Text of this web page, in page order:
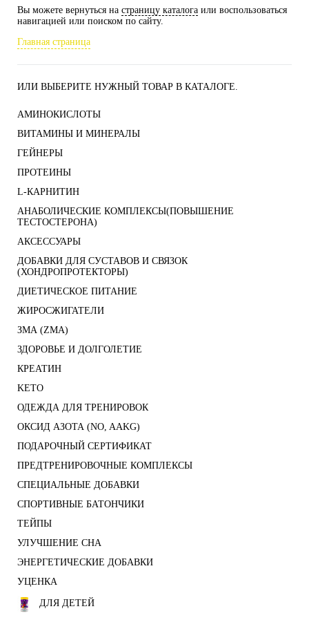
Вы можете вернуться на страницу каталога или воспользоваться
навигацией или поиском по сайту.
Главная страница
ИЛИ ВЫБЕРИТЕ НУЖНЫЙ ТОВАР В КАТАЛОГЕ.
АМИНОКИСЛОТЫ
ВИТАМИНЫ И МИНЕРАЛЫ
ГЕЙНЕРЫ
ПРОТЕИНЫ
L-КАРНИТИН
АНАБОЛИЧЕСКИЕ КОМПЛЕКСЫ(ПОВЫШЕНИЕ
ТЕСТОСТЕРОНА)
АКСЕССУАРЫ
ДОБАВКИ ДЛЯ СУСТАВОВ И СВЯЗОК
(ХОНДРОПРОТЕКТОРЫ)
ДИЕТИЧЕСКОЕ ПИТАНИЕ
ЖИРОСЖИГАТЕЛИ
ЗМА (ZMA)
ЗДОРОВЬЕ И ДОЛГОЛЕТИЕ
КРЕАТИН
KETO
ОДЕЖДА ДЛЯ ТРЕНИРОВОК
ОКСИД АЗОТА (NO, AAKG)
ПОДАРОЧНЫЙ СЕРТИФИКАТ
ПРЕДТРЕНИРОВОЧНЫЕ КОМПЛЕКСЫ
СПЕЦИАЛЬНЫЕ ДОБАВКИ
СПОРТИВНЫЕ БАТОНЧИКИ
ТЕЙПЫ
УЛУЧШЕНИЕ СНА
ЭНЕРГЕТИЧЕСКИЕ ДОБАВКИ
УЦЕНКА
ДЛЯ ДЕТЕЙ